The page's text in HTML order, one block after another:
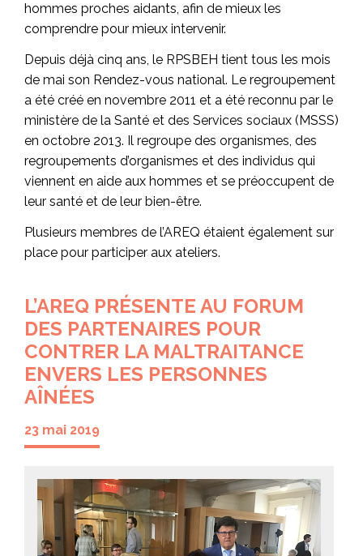
hommes proches aidants, afin de mieux les
comprendre pour mieux intervenir.
Depuis déjà cinq ans, le RPSBEH tient tous les mois
de mai son Rendez-vous national. Le regroupement
a été créé en novembre 2011 et a été reconnu par le
ministère de la Santé et des Services sociaux (MSSS)
en octobre 2013. Il regroupe des organismes, des
regroupements d’organismes et des individus qui
viennent en aide aux hommes et se préoccupent de
leur santé et de leur bien-être.
Plusieurs membres de l’AREQ étaient également sur
place pour participer aux ateliers.
L’AREQ PRÉSENTE AU FORUM
DES PARTENAIRES POUR
CONTRER LA MALTRAITANCE
ENVERS LES PERSONNES
AÎNÉES
23 mai 2019